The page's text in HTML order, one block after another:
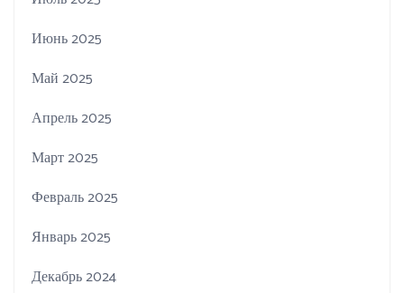
Июнь 2025
Май 2025
Апрель 2025
Март 2025
Февраль 2025
Январь 2025
Декабрь 2024